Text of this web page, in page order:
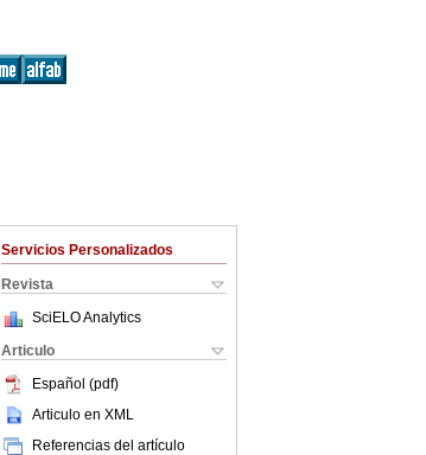
Servicios Personalizados
Revista
SciELO Analytics
Articulo
Español (pdf)
Articulo en XML
Referencias del artículo